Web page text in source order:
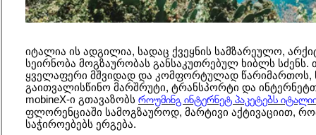
იტალია ის ადგილია, სადაც ქვეყნის სამზარეულო,
სეირნობა მოგზაურობას განსაკუთრებულ ხიბლს სძენს.
ყველაფერი მშვიდად და კომფორტულად წარიმართოს,
გაითვალისწინო მარშრუტი, ტრანსპორტი და
mobineX-ი გთავაზობს როუმინგ ინტერნეტ პაკეტებს
ფლორენციაში სამოგზაუროდ, მარტივი აქტივაციით,
საჭიროებებს ერგება.